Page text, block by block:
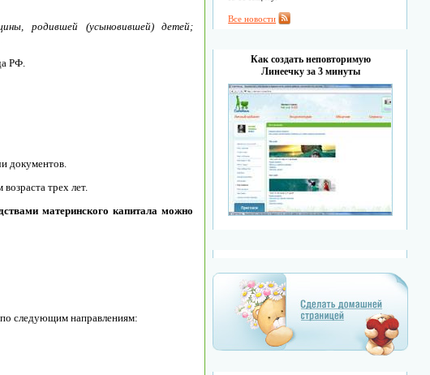
родившей (усыновившей) детей;
РФ.
документов.
трех лет.
материнского капитала можно
следующим направлениям:
Все новости
Как создать неповторимую
Линеечку за 3 минуты